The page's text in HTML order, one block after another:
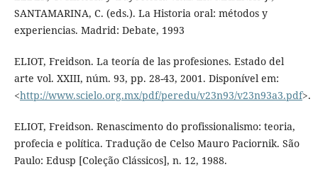
SANTAMARINA, C. (eds.). La Historia oral: métodos y
experiencias. Madrid: Debate, 1993
ELIOT, Freidson. La teoría de las profesiones. Estado del
arte vol. XXIII, núm. 93, pp. 28-43, 2001. Disponível em:
<http://www.scielo.org.mx/pdf/peredu/v23n93/v23n93a3.pdf>.
ELIOT, Freidson. Renascimento do profissionalismo: teoria,
profecia e política. Tradução de Celso Mauro Paciornik. São
Paulo: Edusp [Coleção Clássicos], n. 12, 1988.